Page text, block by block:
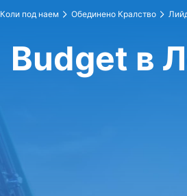
Коли под наем Обединено Кралство
Budget в